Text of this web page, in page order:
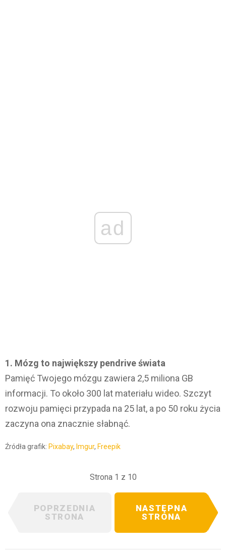
ad
1. Mózg to największy pendrive świata
Pamięć Twojego mózgu zawiera 2,5 miliona GB
informacji. To około 300 lat materiału wideo. Szczyt
rozwoju pamięci przypada na 25 lat, a po 50 roku życia
zaczyna ona znacznie słabnąć.
Źródła grafik: Pixabay, Imgur, Freepik
Strona 1 z 10
POPRZEDNIA
STRONA
NASTĘPNA
STRONA